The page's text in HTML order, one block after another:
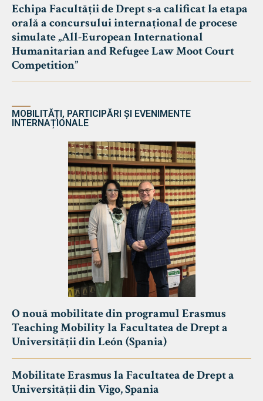
Echipa Facultății de Drept s-a calificat la etapa
orală a concursului internațional de procese
simulate „All-European International
Humanitarian and Refugee Law Moot Court
Competition”
MOBILITĂȚI, PARTICIPĂRI ȘI EVENIMENTE
INTERNAȚIONALE
O nouă mobilitate din programul Erasmus
Teaching Mobility la Facultatea de Drept a
Universității din León (Spania)
Mobilitate Erasmus la Facultatea de Drept a
Universității din Vigo, Spania